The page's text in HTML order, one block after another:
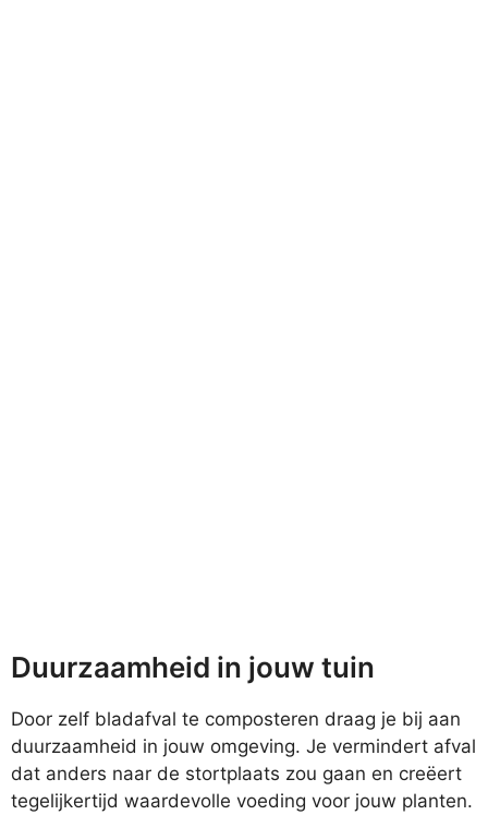
Duurzaamheid in jouw tuin
Door zelf bladafval te composteren draag je bij aan
duurzaamheid in jouw omgeving. Je vermindert afval
dat anders naar de stortplaats zou gaan en creëert
tegelijkertijd waardevolle voeding voor jouw planten.